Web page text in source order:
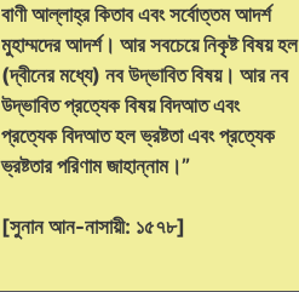
বাণী আল্লাহ্‌র কিতাব এবং সর্বোত্তম আদর্শ
মুহাম্মদের আদর্শ। আর সবচেয়ে নিকৃষ্ট বিষয় হল
(দ্বীনের মধ্যে) নব উদ্ভাবিত বিষয়। আর নব
উদ্ভাবিত প্রত্যেক বিষয় বিদআত এবং
প্রত্যেক বিদআত হল ভ্রষ্টতা এবং প্রত্যেক
ভ্রষ্টতার পরিণাম জাহান্নাম।”
[সুনান আন-নাসায়ী: ১৫৭৮]